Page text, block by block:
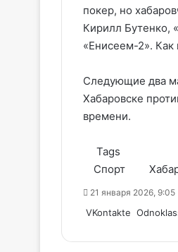
покер, но
Кирилл Бутенко,
«Енисеем-2».
Следующие два
Хабаровске
времени.
Tags
Спорт
21 января 2026, 9:05
VKontakte